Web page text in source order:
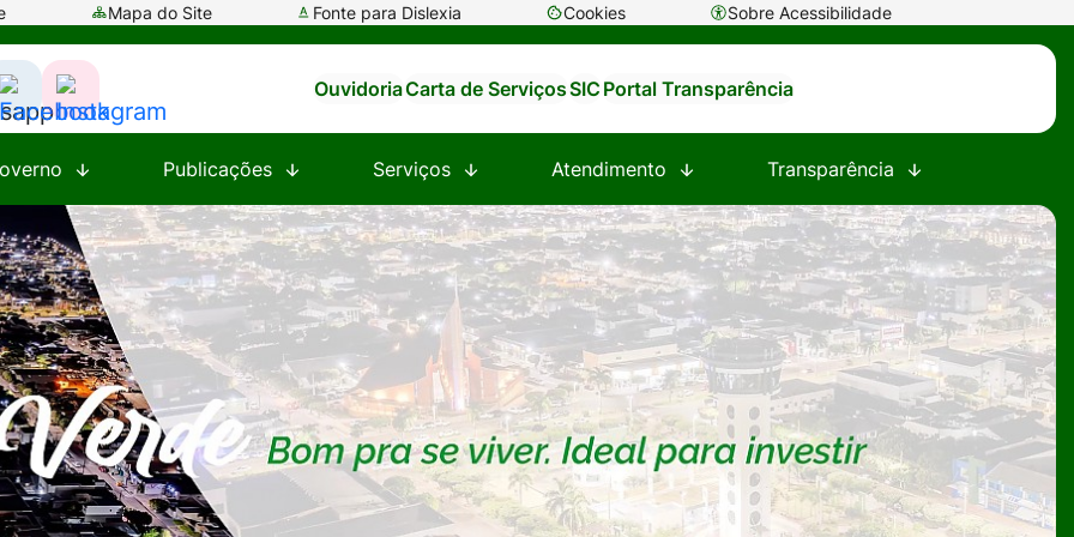
Mapa do Site Fonte para Dislexia Cookies
Abrir
de
cookies
Sobre Acessibilidade
Acessar
a
Rede
Social
Facebook
Acessar
a
Rede
Social
Instagram
OuvidoriaCarta de ServiçosSIC Portal Transparência
Publicações Serviços Atendimento Transparência